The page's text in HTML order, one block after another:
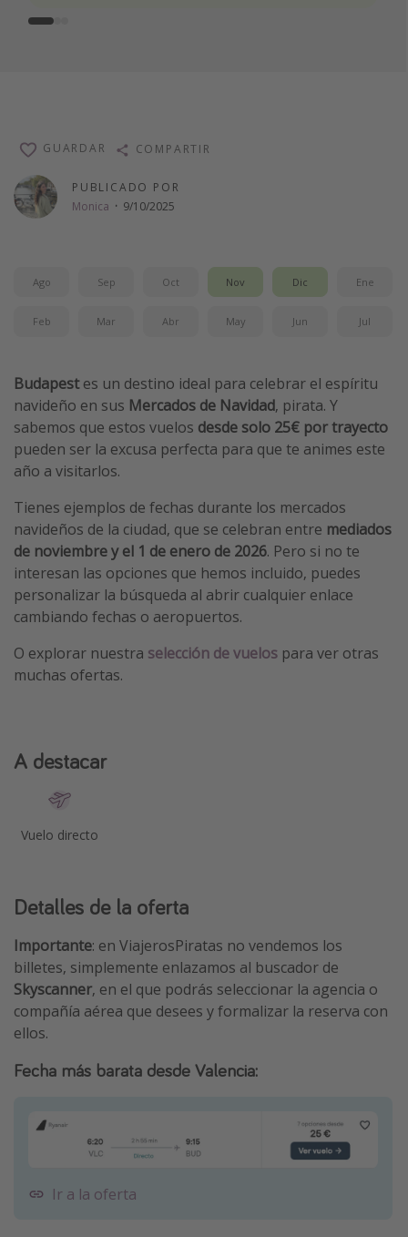
PUBLICADO POR
Monica · 9/10/2025
GUARDAR COMPARTIR
Ago Sep Oct Nov Dic Ene
Feb Mar Abr May Jun Jul
Budapestes un destino ideal para celebrar el espíritu
navideño en sus Mercados de Navidad, pirata. Y
sabemos que estos vuelos desde solo 25€ por trayecto
pueden ser la excusa perfecta para que te animes este
año a visitarlos.
Tienes ejemplos de fechas durante los mercados
navideños de la ciudad, que se celebran entre mediados
de noviembre y el 1 de enero de 2026. Pero si no te
interesan las opciones que hemos incluido, puedes
personalizar la búsqueda al abrir cualquier enlace
cambiando fechas o aeropuertos.
O explorar nuestra selección de vuelos para ver otras
muchas ofertas.
A destacar
Vuelo directo
Detalles de la oferta
Importante: en ViajerosPiratas no vendemos los
billetes, simplemente enlazamos al buscador de
Skyscanner, en el que podrás seleccionar la agencia o
compañía aérea que desees y formalizar la reserva con
ellos.
Fecha más barata desde Valencia:
Ir a la oferta